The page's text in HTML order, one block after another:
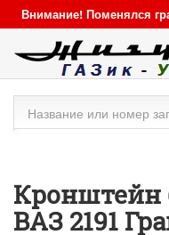
Внимание! Поменялся
Кронштейн
ВАЗ 2191